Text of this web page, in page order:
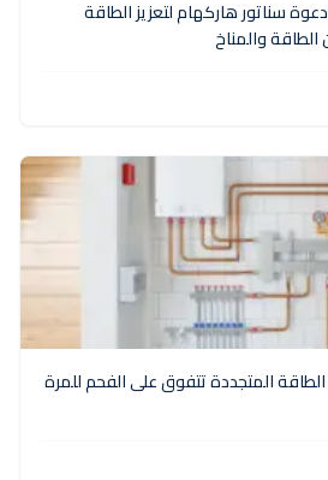
سناتور هاركهام لتعزيز الطاقة
والمناخ
المتجددة تتفوق على الفحم للمرة